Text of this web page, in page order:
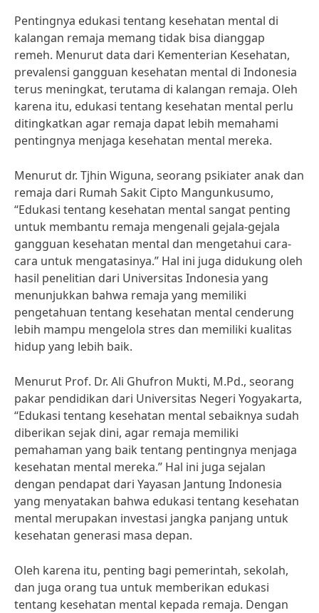
Pentingnya edukasi tentang kesehatan mental di
kalangan remaja memang tidak bisa dianggap
remeh. Menurut data dari Kementerian Kesehatan,
prevalensi gangguan kesehatan mental di Indonesia
terus meningkat, terutama di kalangan remaja. Oleh
karena itu, edukasi tentang kesehatan mental perlu
ditingkatkan agar remaja dapat lebih memahami
pentingnya menjaga kesehatan mental mereka.
Menurut dr. Tjhin Wiguna, seorang psikiater anak dan
remaja dari Rumah Sakit Cipto Mangunkusumo,
“Edukasi tentang kesehatan mental sangat penting
untuk membantu remaja mengenali gejala-gejala
gangguan kesehatan mental dan mengetahui cara-
cara untuk mengatasinya.” Hal ini juga didukung oleh
hasil penelitian dari Universitas Indonesia yang
menunjukkan bahwa remaja yang memiliki
pengetahuan tentang kesehatan mental cenderung
lebih mampu mengelola stres dan memiliki kualitas
hidup yang lebih baik.
Menurut Prof. Dr. Ali Ghufron Mukti, M.Pd., seorang
pakar pendidikan dari Universitas Negeri Yogyakarta,
“Edukasi tentang kesehatan mental sebaiknya sudah
diberikan sejak dini, agar remaja memiliki
pemahaman yang baik tentang pentingnya menjaga
kesehatan mental mereka.” Hal ini juga sejalan
dengan pendapat dari Yayasan Jantung Indonesia
yang menyatakan bahwa edukasi tentang kesehatan
mental merupakan investasi jangka panjang untuk
kesehatan generasi masa depan.
Oleh karena itu, penting bagi pemerintah, sekolah,
dan juga orang tua untuk memberikan edukasi
tentang kesehatan mental kepada remaja. Dengan